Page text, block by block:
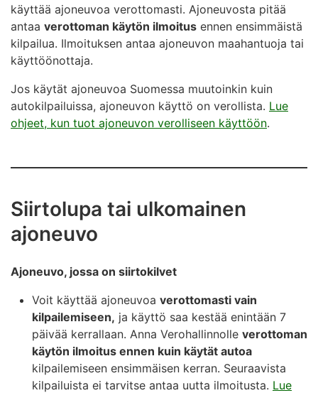
käyttää ajoneuvoa verottomasti. Ajoneuvosta pitää
antaa verottoman käytön ilmoitus ennen ensimmäistä
kilpailua. Ilmoituksen antaa ajoneuvon maahantuoja tai
käyttöönottaja.
Jos käytät ajoneuvoa Suomessa muutoinkin kuin
autokilpailuissa, ajoneuvon käyttö on verollista. Lue
ohjeet, kun tuot ajoneuvon verolliseen käyttöön.
Siirtolupa tai ulkomainen
ajoneuvo
Ajoneuvo, jossa on siirtokilvet
Voit käyttää ajoneuvoa verottomasti vain
kilpailemiseen, ja käyttö saa kestää enintään 7
päivää kerrallaan. Anna Verohallinnolle verottoman
käytön ilmoitus ennen kuin käytät autoa
kilpailemiseen ensimmäisen kerran. Seuraavista
kilpailuista ei tarvitse antaa uutta ilmoitusta. Lue